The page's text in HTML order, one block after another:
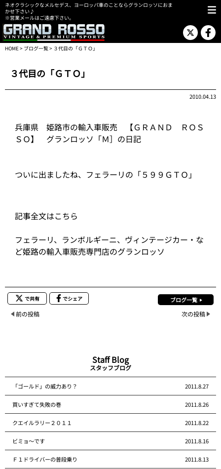
ネオクラシックなメルセデス、ヨーロッパ車のことならグランロッソにおま
かせ下さい♪
※営業メールはご遠慮下さい。
HOME> ブログ一覧> ３代目の「ＧＴＯ」
３代目の「ＧＴＯ」
2010.04.13
兵庫県 姫路市の輸入車販売 【ＧＲＡＮＤ ＲＯＳ
ＳＯ】 グランロッソ「Ｍ］の日記
ついに出ましたね、フェラーリの「５９９ＧＴＯ」
記事全文はこちら
フェラーリ、ランボルギーニ、ヴィンテージカー・な
ど姫路の輸入車販売専門店のグランロッソ
で共有 でシェア ブログ一覧
前の投稿 次の投稿
Staff Blog
スタッフブログ
「ゴールド」の威力あり？ 2011.8.27
買いすぎて失敗の巻 2011.8.26
クエイルラリー２０１１ 2011.8.22
ビミョ～です 2011.8.16
Ｆ１ドライバーの普段乗り 2011.8.13